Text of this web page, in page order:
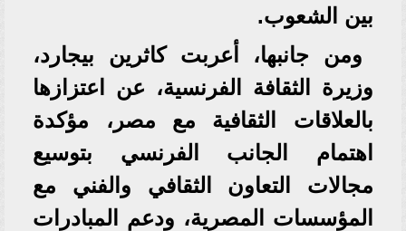
بين الشعوب.
ومن جانبها، أعربت كاثرين بيجارد،
وزيرة الثقافة الفرنسية، عن اعتزازها
بالعلاقات الثقافية مع مصر، مؤكدة
اهتمام الجانب الفرنسي بتوسيع
مجالات التعاون الثقافي والفني مع
المؤسسات المصرية، ودعم المبادرات